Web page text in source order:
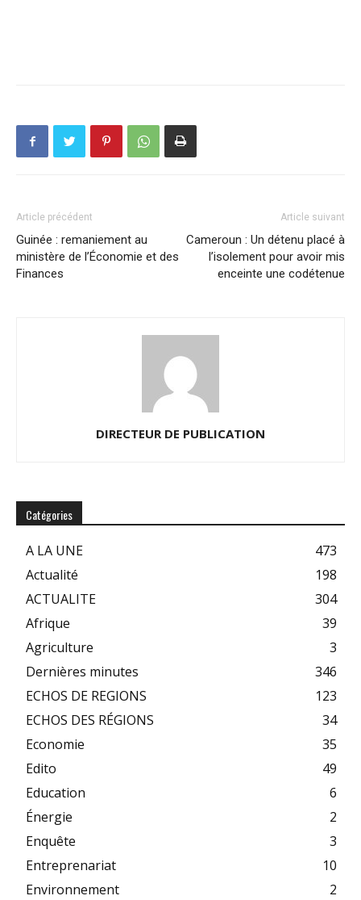
Article précédent
Guinée : remaniement au
ministère de l’Économie et des
Finances
Article suivant
Cameroun : Un détenu placé à
l’isolement pour avoir mis
enceinte une codétenue
DIRECTEUR DE PUBLICATION
Catégories
A LA UNE
473
Actualité
198
ACTUALITE
304
Afrique
39
Agriculture
3
Dernières minutes
346
ECHOS DE REGIONS
123
ECHOS DES RÉGIONS
34
Economie
35
Edito
49
Education
6
Énergie
2
Enquête
3
Entreprenariat
10
Environnement
2